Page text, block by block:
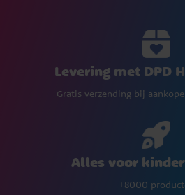
Levering met DPD
Gratis verzending bij
Alles voor
+8000